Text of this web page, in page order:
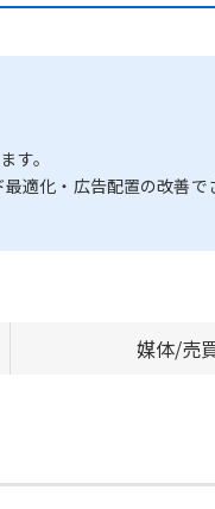
す。
適化・広告配置の改善で
媒体/売